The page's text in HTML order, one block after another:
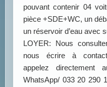
pouvant contenir 04
pièce +SDE+WC, un
un réservoir d’eau avec
LOYER: Nous
nous écrire à
appelez
WhatsApp/ 033 20 290